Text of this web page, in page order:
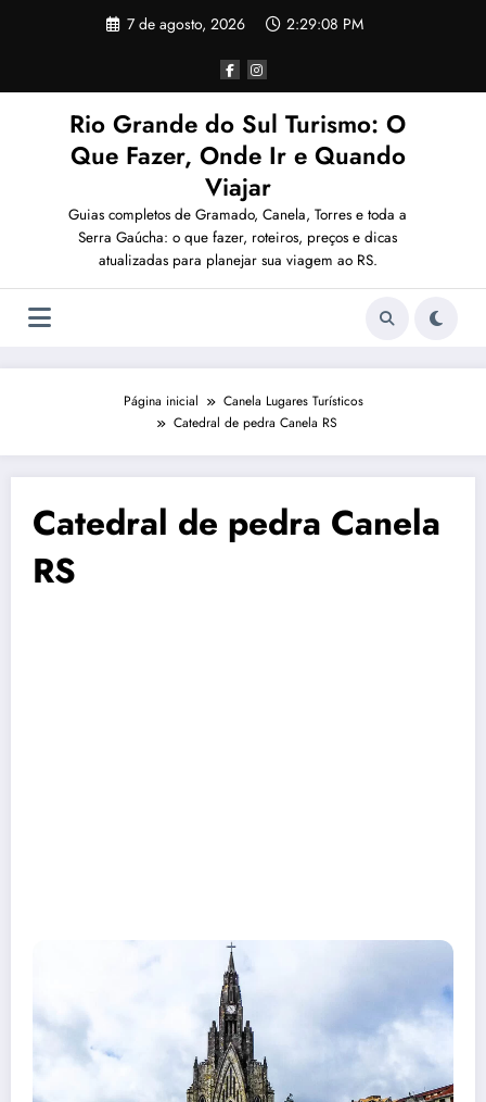
7 de agosto, 2026 2:29:08 PM
Rio Grande do Sul Turismo: O
Que Fazer, Onde Ir e Quando
Viajar
Guias completos de Gramado, Canela, Torres e toda a
Serra Gaúcha: o que fazer, roteiros, preços e dicas
atualizadas para planejar sua viagem ao RS.
Página inicial
Canela Lugares Turísticos
Catedral de pedra Canela RS
Catedral de pedra Canela
RS